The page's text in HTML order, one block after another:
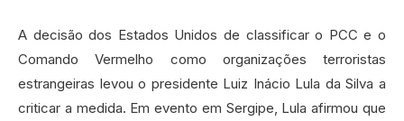
A decisão dos Estados Unidos de classificar o PCC e o
Comando Vermelho como organizações terroristas
estrangeiras levou o presidente Luiz Inácio Lula da Silva a
criticar a medida. Em evento em Sergipe, Lula afirmou que